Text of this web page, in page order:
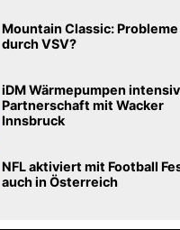
Mountain Classic: Probleme
durch VSV?
iDM Wärmepumpen
Partnerschaft mit Wacker
Innsbruck
NFL aktiviert mit Football
auch in Österreich